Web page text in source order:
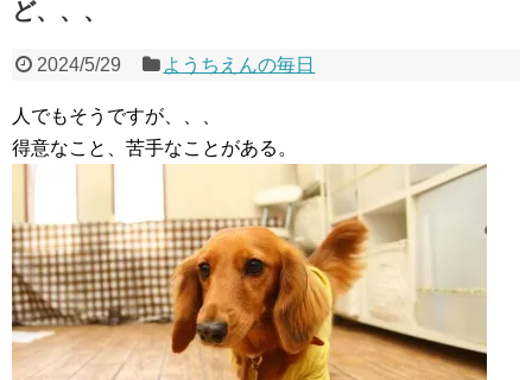
ど、、、
2024/5/29 ようちえんの毎日
人でもそうですが、、、
得意なこと、苦手なことがある。